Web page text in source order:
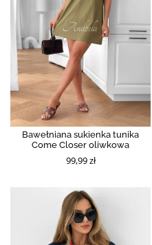
Bawełniana sukienka tunika
Come Closer oliwkowa
99,99 zł